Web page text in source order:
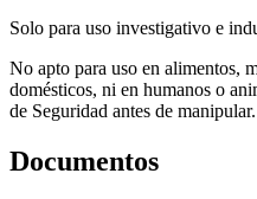
Solo para uso investigativo e
No apto para uso en alimentos,
domésticos, ni en humanos o
de Seguridad antes de manipular.
Documentos